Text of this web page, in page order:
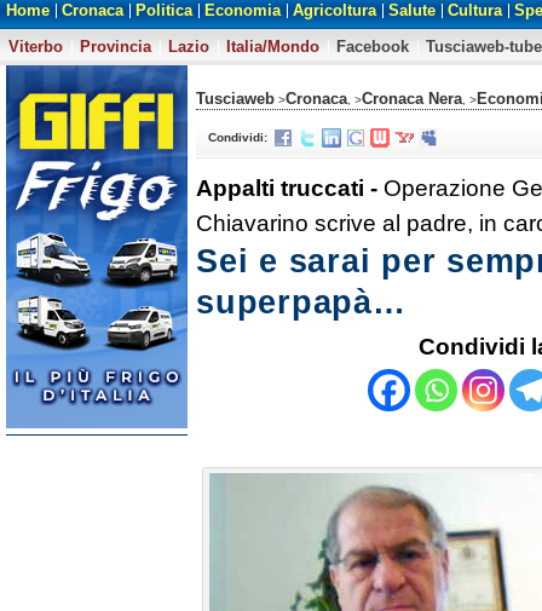
Home Cronaca Politica Economia Agricoltura Salute Cultura
Viterbo
Provincia Lazio Italia/Mondo Facebook Tusciaweb-tube
Tusciaweb >Cronaca , >Cronaca Nera , >
Condividi:
Appalti truccati - Operazione
Chiavarino scrive al padre, in
Sei e sarai per
superpapà…
Condividi